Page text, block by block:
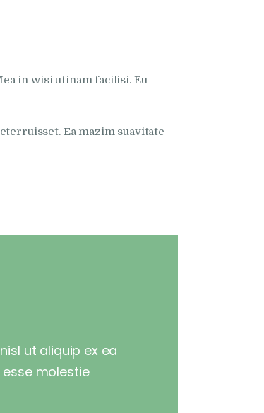
in wisi utinam facilisi. Eu
Ea mazim suavitate
ut aliquip ex ea
molestie